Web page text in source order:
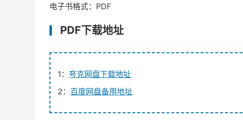
电子书格式：PDF
PDF下载地址
1： 夸克网盘下载地址
2： 百度网盘备用地址